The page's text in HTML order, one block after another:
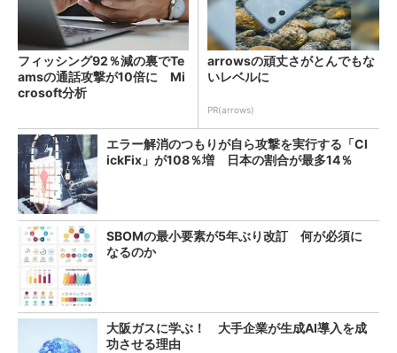
フィッシング92％減の裏でTe
amsの通話攻撃が10倍に Mi
crosoft分析
arrowsの頑丈さがとんでもな
いレベルに
PR(arrows)
エラー解消のつもりが自ら攻撃を実行する「Cl
ickFix」が108％増 日本の割合が最多14％
SBOMの最小要素が5年ぶり改訂 何が必須に
なるのか
大阪ガスに学ぶ！ 大手企業が生成AI導入を成
功させる理由